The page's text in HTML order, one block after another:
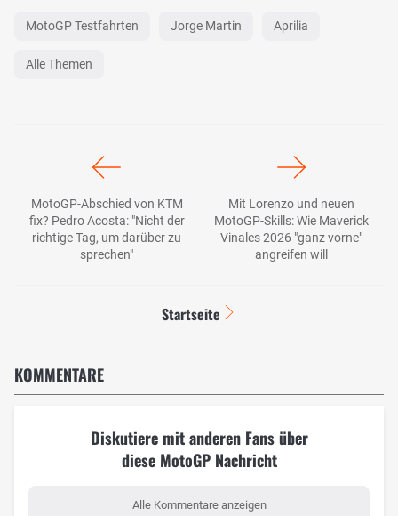
MotoGP Testfahrten Jorge Martin Aprilia
Alle Themen
MotoGP-Abschied von KTM
fix? Pedro Acosta: "Nicht der
richtige Tag, um darüber zu
sprechen"
Mit Lorenzo und neuen
MotoGP-Skills: Wie Maverick
Vinales 2026 "ganz vorne"
angreifen will
Startseite
KOMMENTARE
Diskutiere mit anderen Fans über
diese MotoGP Nachricht
Alle Kommentare anzeigen